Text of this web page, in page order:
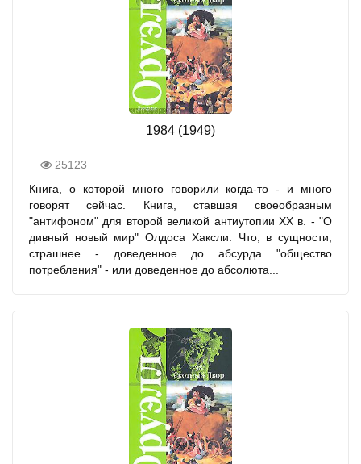
1984 (1949)
25123
Книга, о которой много говорили когда-то - и много
говорят сейчас. Книга, ставшая своеобразным
"антифоном" для второй великой антиутопии XX в. - "О
дивный новый мир" Олдоса Хаксли. Что, в сущности,
страшнее - доведенное до абсурда "общество
потребления" - или доведенное до абсолюта...